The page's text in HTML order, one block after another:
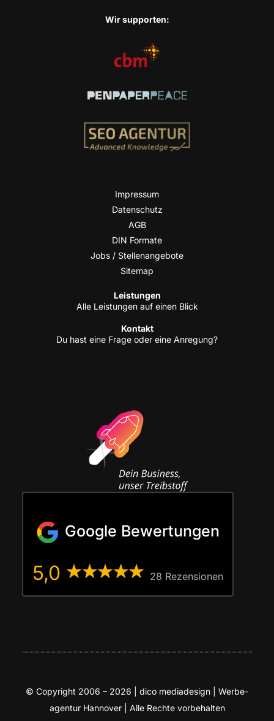
Wir sup­port­en:
Impres­sum
Daten­schutz
AGB
DIN For­ma­te
Jobs / Stellenangebote
Site­map
Leis­tun­gen
Alle Leis­tun­gen auf einen Blick
Kon­takt
Du hast eine Fra­ge oder eine Anregung?
Google Bewertungen
5,0 28 Rezen­sio­nen
© Copy­right 2006 – 2026 | dico media­de­sign | Wer­be­
agen­tur Han­no­ver | Alle Rech­te vorbehalten